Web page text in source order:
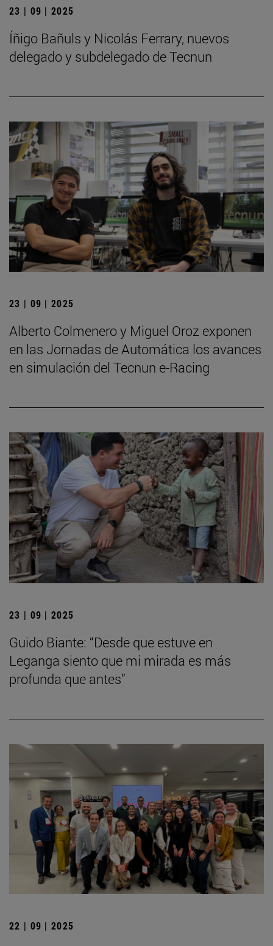
23 | 09 | 2025
Íñigo Bañuls y Nicolás Ferrary, nuevos
delegado y subdelegado de Tecnun
23 | 09 | 2025
Alberto Colmenero y Miguel Oroz exponen
en las Jornadas de Automática los avances
en simulación del Tecnun e-Racing
23 | 09 | 2025
Guido Biante: “Desde que estuve en
Leganga siento que mi mirada es más
profunda que antes”
22 | 09 | 2025